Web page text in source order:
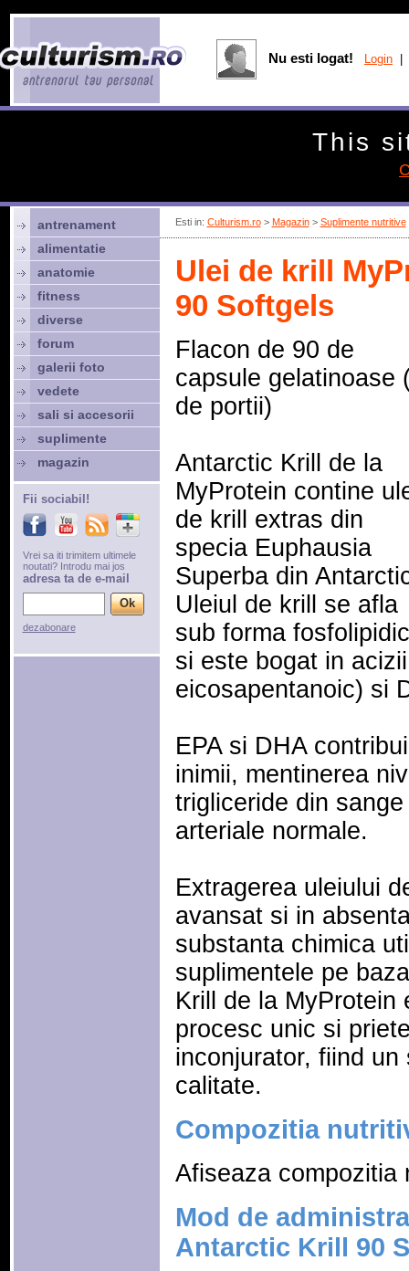
Esti in: Culturism.ro> Magazin> Suplimente nutritive
Ulei de krill
90 Softgels
Flacon de 90 de
capsule gelatinoase
de portii)
Antarctic Krill de la
MyProtein contine
de krill extras din
specia Euphausia
Superba din
Uleiul de krill se afla
sub forma
si este bogat in
eicosapentanoic) si
EPA si DHA
inimii, mentinerea
trigliceride din
arteriale normale.
Extragerea uleiului
avansat si in
substanta chimica
suplimentele pe
Krill de la MyProtein
procesc unic si
inconjurator, fiind
calitate.
Compozitia
Afiseaza compozitia
Mod de
Antarctic Krill 90
antrenament
alimentatie
anatomie
fitness
diverse
forum
galerii foto
vedete
sali si accesorii
suplimente
magazin
Fii sociabil!
Vrei sa iti trimitem ultimele
noutati? Introdu mai jos
adresa ta de e-mail
dezabonare
Nu esti logat! Login
This